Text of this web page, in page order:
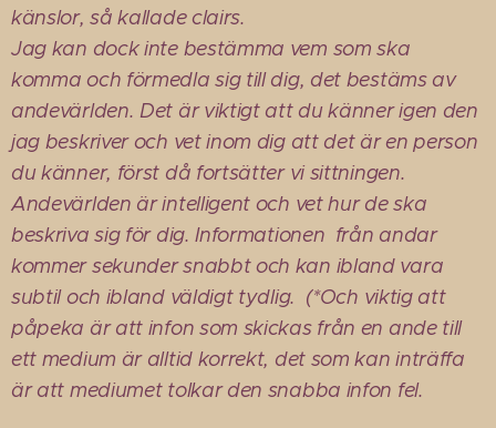
känslor, så kallade clairs.
Jag kan dock inte bestämma vem som ska
komma och förmedla sig till dig, det bestäms av
andevärlden. Det är viktigt att du känner igen den
jag beskriver och vet inom dig att det är en person
du känner, först då fortsätter vi sittningen.
Andevärlden är intelligent och vet hur de ska
beskriva sig för dig. Informationen från andar
kommer sekunder snabbt och kan ibland vara
subtil och ibland väldigt tydlig. (*Och viktig att
påpeka är att infon som skickas från en ande till
ett medium är alltid korrekt, det som kan inträffa
är att mediumet tolkar den snabba infon fel.